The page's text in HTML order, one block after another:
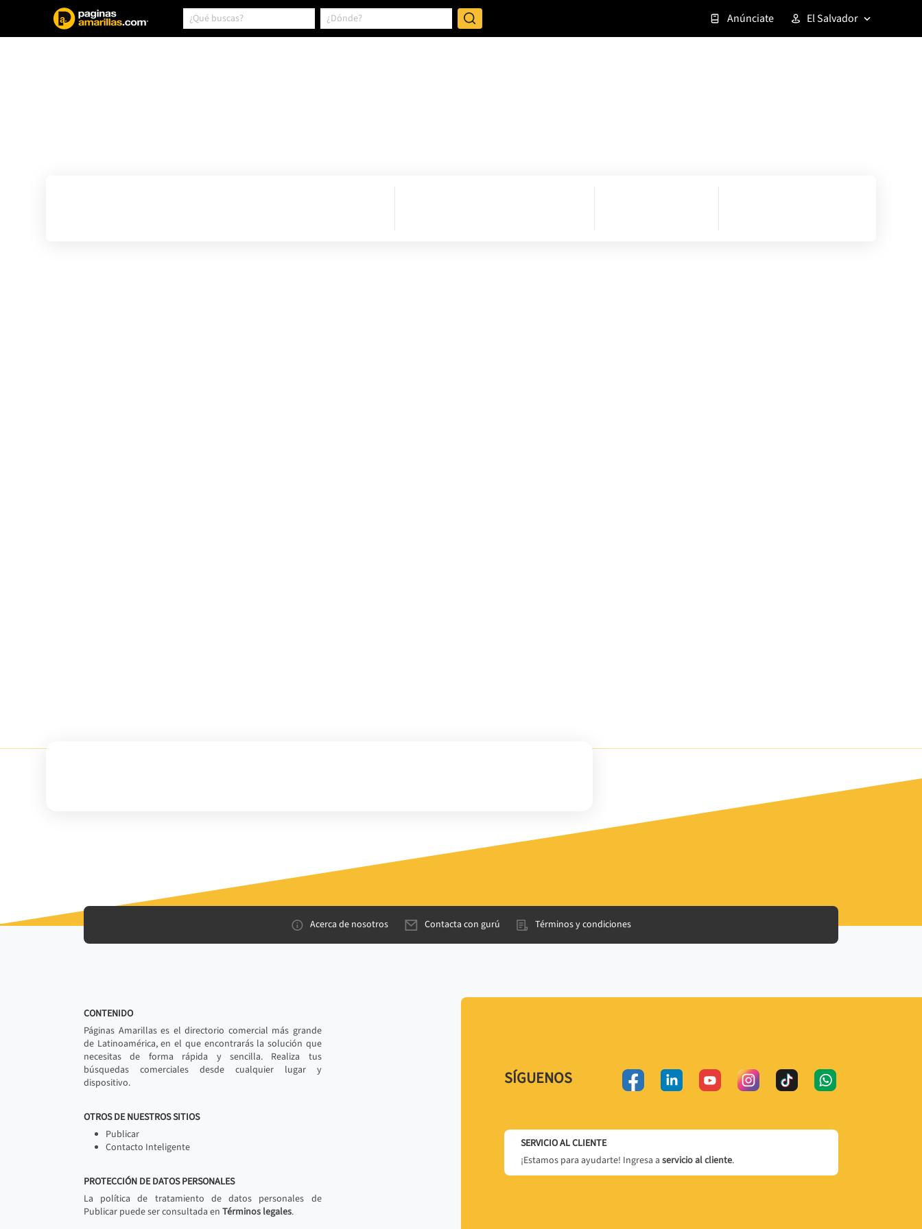
Anúnciate El Salvador
Acerca de nosotros Contacta con gurú Términos y condiciones
CONTENIDO
Páginas Amarillas es el directorio comercial más grande
de Latinoamérica, en el que encontrarás la solución que
necesitas de forma rápida y sencilla. Realiza tus
búsquedas comerciales desde cualquier lugar y
dispositivo.
OTROS DE NUESTROS SITIOS
Publicar
Contacto Inteligente
PROTECCIÓN DE DATOS PERSONALES
La política de tratamiento de datos personales de
Publicar puede ser consultada en Términos legales.
SÍGUENOS
SERVICIO AL CLIENTE
¡Estamos para ayudarte! Ingresa a servicio al cliente.